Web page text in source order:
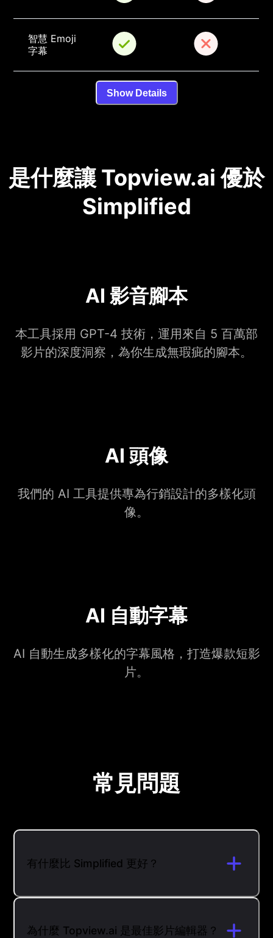
智慧 Emoji
字幕
Show Details
是什麼讓 Topview.ai 優於
Simplified
AI 影音腳本
本工具採用 GPT-4 技術，運用來自 5 百萬部
影片的深度洞察，為你生成無瑕疵的腳本。
AI 頭像
我們的 AI 工具提供專為行銷設計的多樣化頭
像。
AI 自動字幕
AI 自動生成多樣化的字幕風格，打造爆款短影
片。
常見問題
有什麼比 Simplified 更好？
為什麼 Topview.ai 是最佳影片編輯器？